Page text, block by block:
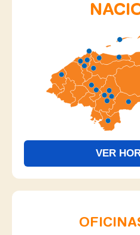
VER